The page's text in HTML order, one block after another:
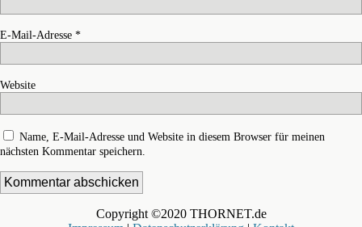
E-Mail-Adresse *
Website
Name, E-Mail-Adresse und Website in diesem Browser für meinen
nächsten Kommentar speichern.
Copyright ©2020 THORNET.de